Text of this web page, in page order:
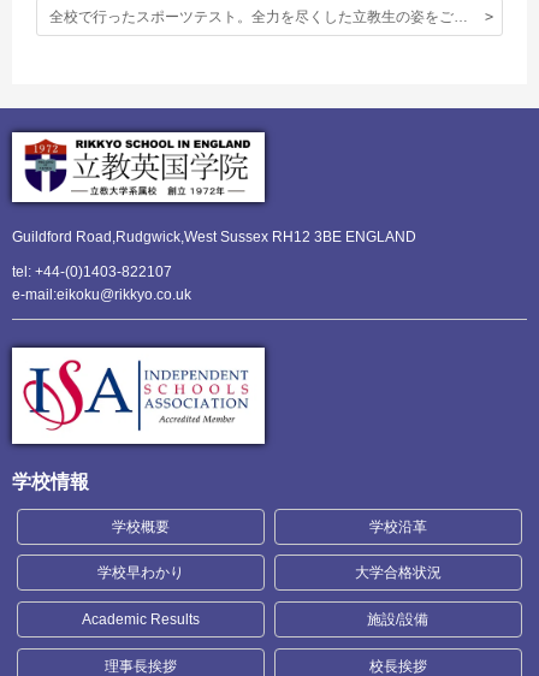
全校で行ったスポーツテスト。全力を尽くした立教生の姿をご覧下さい。
Guildford Road,Rudgwick,West Sussex RH12 3BE ENGLAND
tel: +44-(0)1403-822107
e-mail:eikoku@rikkyo.co.uk
学校情報
学校概要 学校沿革
学校早わかり 大学合格状況
Academic Results 施設/設備
理事長挨拶 校長挨拶